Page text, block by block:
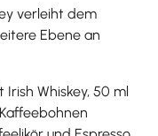
verleiht dem
Ebene an
Whiskey, 50 ml